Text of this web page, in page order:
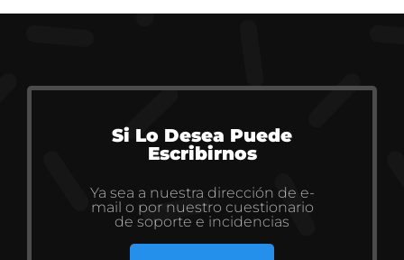
Si Lo Desea Puede
Escribirnos
Ya sea a nuestra dirección de e-
mail o por nuestro cuestionario
de soporte e incidencias